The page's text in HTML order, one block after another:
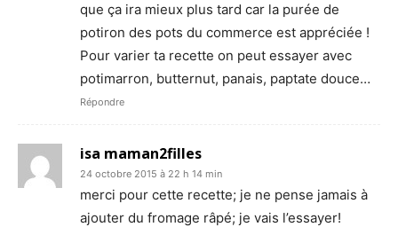
que ça ira mieux plus tard car la purée de
potiron des pots du commerce est appréciée !
Pour varier ta recette on peut essayer avec
potimarron, butternut, panais, paptate douce…
Répondre
isa maman2filles
24 octobre 2015 à 22 h 14 min
merci pour cette recette; je ne pense jamais à
ajouter du fromage râpé; je vais l’essayer!